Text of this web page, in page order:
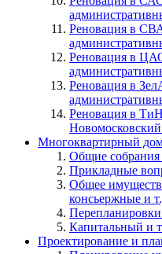
Реновация в
Реновация в
Реновация в
Реновация в
Многоквартирный
Общие
Прикладные
Общее
консьержные и
Капитальный и
Проектирование и